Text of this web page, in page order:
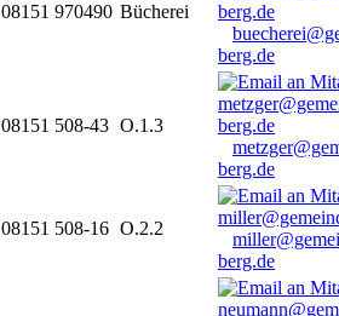
08151 970490 Bücherei
berg.de
08151 508-43 O.1.3
berg.de
08151 508-16 O.2.2
berg.de